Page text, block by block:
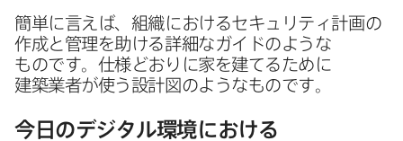
簡単に​言えば、​組織に​おける​セキュリティ計画の​
作成と​管理を​助ける​詳細な​ガイドのような​
ものです。​仕様どおりに​家を​建てる​ために​
建築業者が​使う​設計図のような​ものです。
今日の​デジタル環境に​おける​